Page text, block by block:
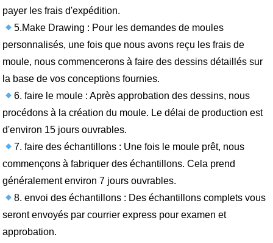
payer les frais d'expédition.
5.Make Drawing : Pour les demandes de moules
personnalisés, une fois que nous avons reçu les frais de
moule, nous commencerons à faire des dessins détaillés sur
la base de vos conceptions fournies.
6. faire le moule : Après approbation des dessins, nous
procédons à la création du moule. Le délai de production est
d'environ 15 jours ouvrables.
7. faire des échantillons : Une fois le moule prêt, nous
commençons à fabriquer des échantillons. Cela prend
généralement environ 7 jours ouvrables.
8. envoi des échantillons : Des échantillons complets vous
seront envoyés par courrier express pour examen et
approbation.